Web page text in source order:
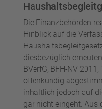
Die Finanzbehörden
Hinblick auf die
diesbezüglich
BVerfG, BFH-NV
offenkundig
inhaltlich jedoch auf
gar nicht eingeht. Aus